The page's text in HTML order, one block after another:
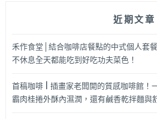
近期文章
禾作食堂│結合咖啡店餐點的中式個人套
不休息全天都能吃到好吃功夫菜色！
首稿咖啡 | 插畫家老闆開的質感咖啡館！
霸肉桂捲外酥內濕潤，還有鹹香乾拌麵與